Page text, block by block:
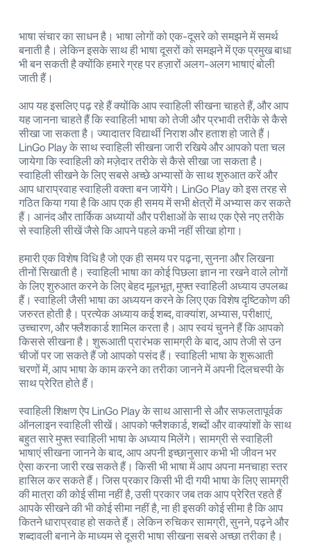
भाषा संचार का साधन है। भाषा लोगों को एक-दूसरे को समझने में समर्थ
बनाती है। लेकिन इसके साथ ही भाषा दूसरों को समझने में एक प्रमुख बाधा
भी बन सकती है क्योंकि हमारे ग्रह पर हज़ारों अलग-अलग भाषाएं बोली
जाती हैं।
आप यह इसलिए पढ़ रहे हैं क्योंकि आप स्वाहिली सीखना चाहते हैं, और आप
यह जानना चाहते हैं कि स्वाहिली भाषा को तेजी और प्रभावी तरीके से कैसे
सीखा जा सकता है। ज्यादातर विद्यार्थी निराश और हताश हो जाते हैं।
LinGo Play के साथ स्वाहिली सीखना जारी रखिये और आपको पता चल
जायेगा कि स्वाहिली को मज़ेदार तरीके से कैसे सीखा जा सकता है।
स्वाहिली सीखने के लिए सबसे अच्छे अभ्यासों के साथ शुरुआत करें और
आप धाराप्रवाह स्वाहिली वक्ता बन जायेंगे। LinGo Play को इस तरह से
गठित किया गया है कि आप एक ही समय में सभी क्षेत्रों में अभ्यास कर सकते
हैं। आनंद और तार्किक अध्यायों और परीक्षाओं के साथ एक ऐसे नए तरीके
से स्वाहिली सीखें जैसे कि आपने पहले कभी नहीं सीखा होगा।
हमारी एक विशेष विधि है जो एक ही समय पर पढ़ना, सुनना और लिखना
तीनों सिखाती है। स्वाहिली भाषा का कोई पिछला ज्ञान ना रखने वाले लोगों
के लिए शुरुआत करने के लिए बेहद मूलभूत, मुफ्त स्वाहिली अध्याय उपलब्ध
हैं। स्वाहिली जैसी भाषा का अध्ययन करने के लिए एक विशेष दृष्टिकोण की
जरुरत होती है। प्रत्येक अध्याय कई शब्द, वाक्यांश, अभ्यास, परीक्षाएं,
उच्चारण, और फ्लैशकार्ड शामिल करता है। आप स्वयं चुनने हैं कि आपको
किससे सीखना है। शुरूआती प्रारंभक सामग्री के बाद, आप तेजी से उन
चीजों पर जा सकते हैं जो आपको पसंद हैं। स्वाहिली भाषा के शुरूआती
चरणों में, आप भाषा के काम करने का तरीका जानने में अपनी दिलचस्पी के
साथ प्रेरित होते हैं।
स्वाहिली शिक्षण ऐप LinGo Play के साथ आसानी से और सफलतापूर्वक
ऑनलाइन स्वाहिली सीखें। आपको फ्लैशकार्ड, शब्दों और वाक्यांशों के साथ
बहुत सारे मुफ्त स्वाहिली भाषा के अध्याय मिलेंगे। सामग्री से स्वाहिली
भाषाएं सीखना जानने के बाद, आप अपनी इच्छानुसार कभी भी जीवन भर
ऐसा करना जारी रख सकते हैं। किसी भी भाषा में आप अपना मनचाहा स्तर
हासिल कर सकते हैं। जिस प्रकार किसी भी दी गयी भाषा के लिए सामग्री
की मात्रा की कोई सीमा नहीं है, उसी प्रकार जब तक आप प्रेरित रहते हैं
आपके सीखने की भी कोई सीमा नहीं है, ना ही इसकी कोई सीमा है कि आप
कितने धाराप्रवाह हो सकते हैं। लेकिन रुचिकर सामग्री, सुनने, पढ़ने और
शब्दावली बनाने के माध्यम से दूसरी भाषा सीखना सबसे अच्छा तरीका है।